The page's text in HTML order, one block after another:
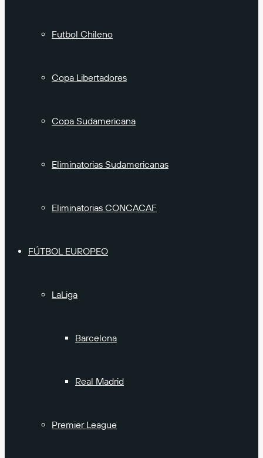
Futbol Chileno
Copa Libertadores
Copa Sudamericana
Eliminatorias Sudamericanas
Eliminatorias CONCACAF
FÚTBOL EUROPEO
LaLiga
Barcelona
Real Madrid
Premier League